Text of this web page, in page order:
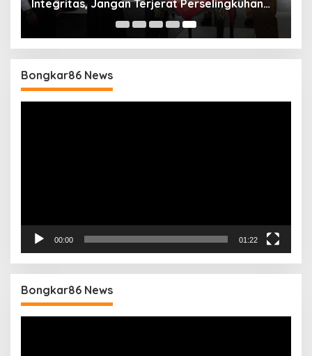
Integritas, Jangan Terjerat Perselingkuhan
dan Judi Online
Bongkar86 News
00:00 01:22
Bongkar86 News